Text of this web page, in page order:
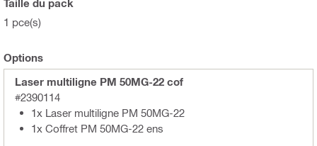
Taille du pack
1 pce(s)
Options
Laser multiligne PM 50MG-22 cof
#2390114
1x Laser multiligne PM 50MG-22
1x Coffret PM 50MG-22 ens